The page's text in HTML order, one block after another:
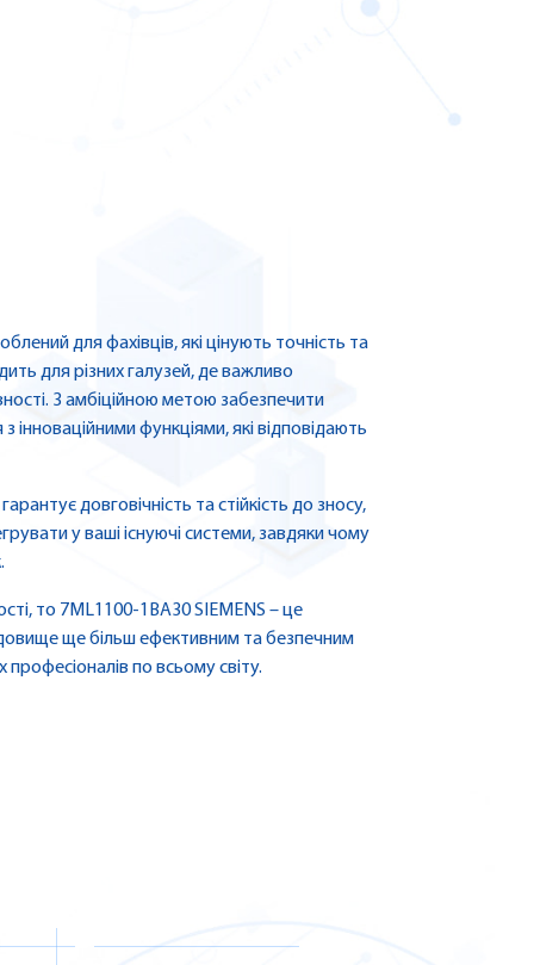
для фахівців, які цінують точність та
для різних галузей, де важливо
З амбіційною метою забезпечити
функціями, які відповідають
довговічність та стійкість до зносу,
у ваші існуючі системи, завдяки чому
то 7ML1100-1BA30 SIEMENS – це
ще більш ефективним та безпечним
по всьому світу.